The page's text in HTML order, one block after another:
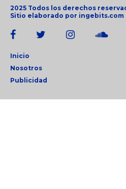
2025 Todos los derechos
Sitio elaborado por ingebits.com
Inicio
Nosotros
Publicidad